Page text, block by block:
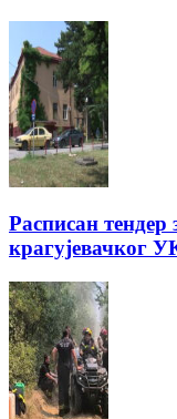
Расписан тендер
крагујевачког